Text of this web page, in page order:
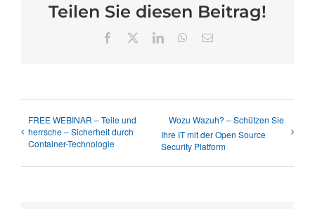
Teilen Sie diesen Beitrag!
Facebook LinkedInWhatsApp
E-
FREE WEBINAR – Teile und
herrsche – Sicherheit durch
Container-Technologie
Wozu Wazuh? – Schützen Sie
Ihre IT mit der Open Source
Security Platform